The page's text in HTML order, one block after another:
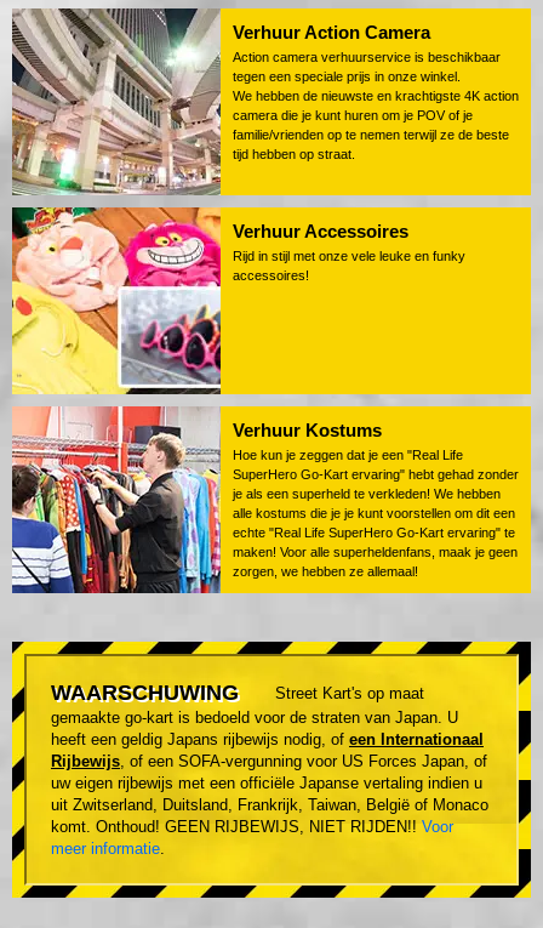
Verhuur Action Camera
Action camera verhuurservice is beschikbaar
tegen een speciale prijs in onze winkel.
We hebben de nieuwste en krachtigste 4K action
camera die je kunt huren om je POV of je
familie/vrienden op te nemen terwijl ze de beste
tijd hebben op straat.
Verhuur Accessoires
Rijd in stijl met onze vele leuke en funky
accessoires!
Verhuur Kostums
Hoe kun je zeggen dat je een "Real Life
SuperHero Go-Kart ervaring" hebt gehad zonder
je als een superheld te verkleden! We hebben
alle kostums die je je kunt voorstellen om dit een
echte "Real Life SuperHero Go-Kart ervaring" te
maken! Voor alle superheldenfans, maak je geen
zorgen, we hebben ze allemaal!
WAARSCHUWING
Street Kart's op maat
gemaakte go-kart is bedoeld voor de straten van Japan. U
heeft een geldig Japans rijbewijs nodig, of een Internationaal
Rijbewijs, of een SOFA-vergunning voor US Forces Japan, of
uw eigen rijbewijs met een officiële Japanse vertaling indien u
uit Zwitserland, Duitsland, Frankrijk, Taiwan, België of Monaco
komt. Onthoud! GEEN RIJBEWIJS, NIET RIJDEN!! Voor
meer informatie.